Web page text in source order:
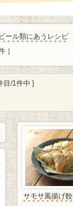
ビール類にあうレシピ
］
目/1件中 ]
サモサ風揚げ